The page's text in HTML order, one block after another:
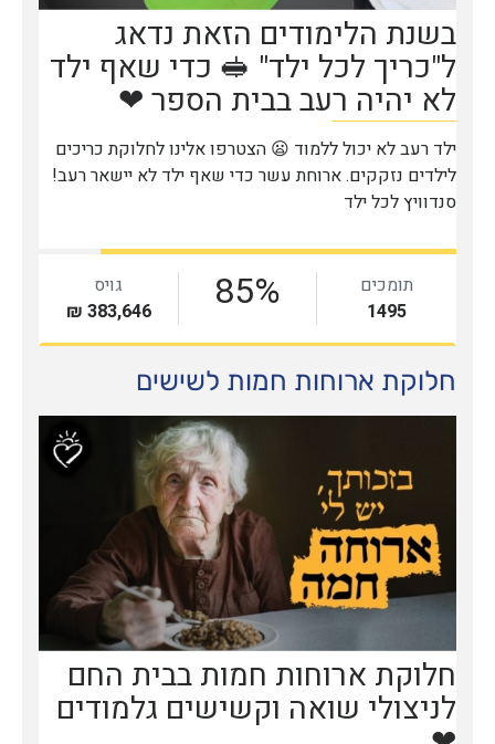
חלוקת ארוחות חמות לשישים